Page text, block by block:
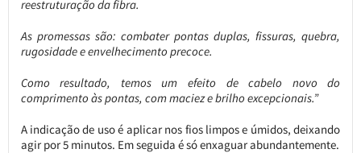
reestruturação da fibra.
As promessas são: combater pontas duplas, fissuras, quebra,
rugosidade e envelhecimento precoce.
Como resultado, temos um efeito de cabelo novo do
comprimento às pontas, com maciez e brilho excepcionais.”
A indicação de uso é aplicar nos fios limpos e úmidos, deixando
agir por 5 minutos. Em seguida é só enxaguar abundantemente.